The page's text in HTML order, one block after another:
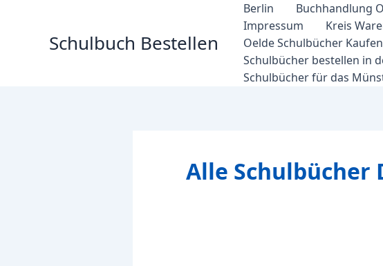
Schulbuch Bestellen
Berlin Buchhandlung
Impressum
Kreis
Oelde Schulbücher Kaufen
Schulbücher bestellen in
Schulbücher für das
Alle Schulbücher